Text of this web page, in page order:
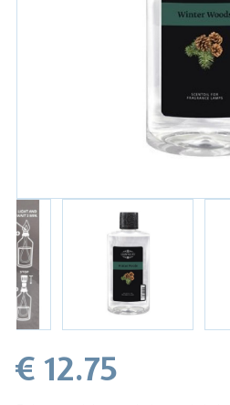
€ 12.75